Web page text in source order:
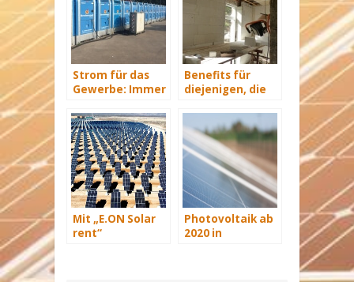
Strom für das
Gewerbe: Immer
versorgt
Benefits für
diejenigen, die
sanieren
Mit „E.ON Solar
rent“
Photovoltaik ab
2020 in